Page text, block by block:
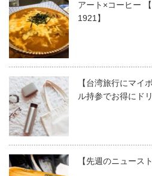
アート×コーヒー
1921】
【台湾旅行にマイ
ル持参でお得にド
【先週のニュース